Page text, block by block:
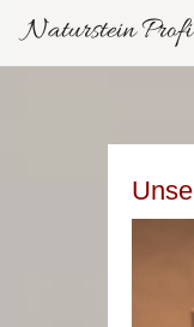
Naturstein Profi